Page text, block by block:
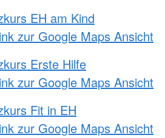
EH am Kind
zur Google Maps Ansicht
Erste Hilfe
zur Google Maps Ansicht
Fit in EH
zur Google Maps Ansicht